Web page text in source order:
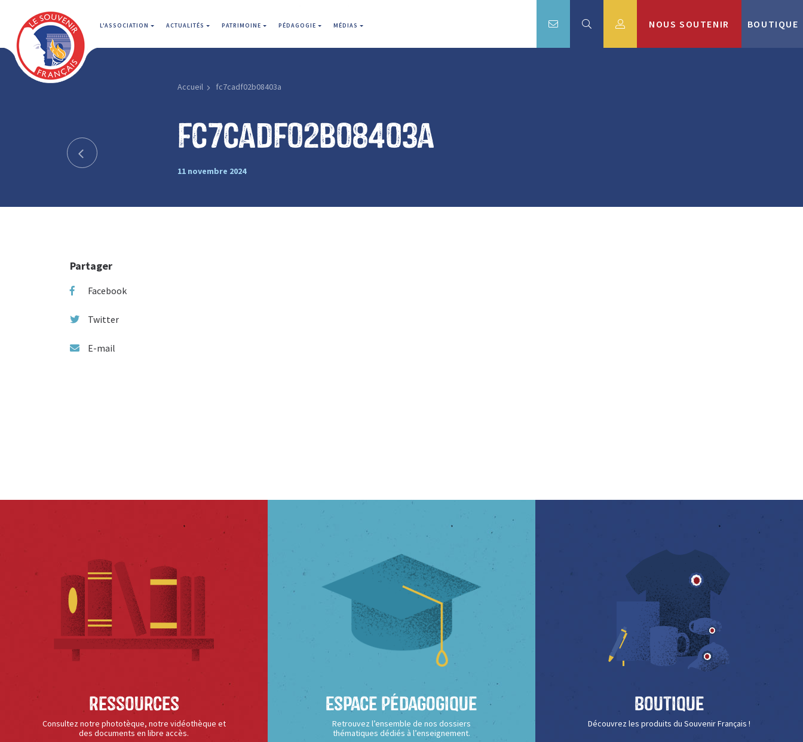
L'ASSOCIATION ACTUALITÉS PATRIMOINE PÉDAGOGIE MÉDIAS NOUS SOUTENIR BOUTIQUE
Accueil fc7cadf02b08403a
fc7cadf02b08403a
11 novembre 2024
Partager
Facebook
Twitter
E-mail
Ressources
Consultez notre phototèque, notre vidéothèque et
des documents en libre accès.
Espace Pédagogique
Retrouvez l’ensemble de nos dossiers
thématiques dédiés à l’enseignement.
Boutique
Découvrez les produits du Souvenir Français !